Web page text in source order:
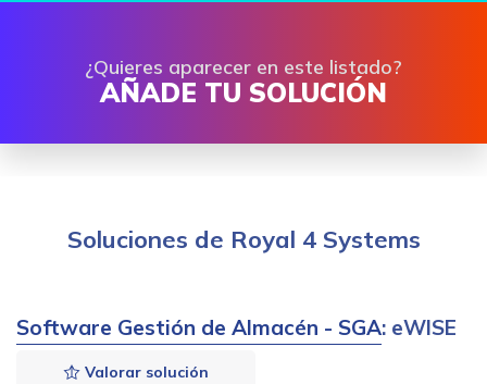
¿Quieres aparecer en este listado?
AÑADE TU SOLUCIÓN
Soluciones de Royal 4 Systems
Software Gestión de Almacén - SGA: eWISE
Valorar solución